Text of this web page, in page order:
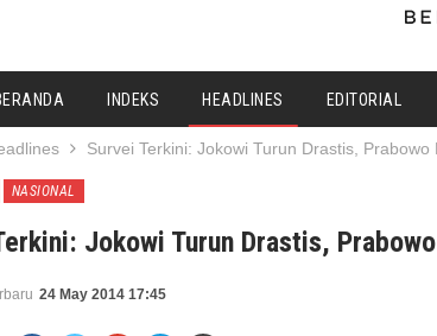
INDEKS HEADLINES EDITORIAL
Survei Terkini: Jokowi Turun Drastis, Prabowo
NASIONAL
Jokowi Turun Drastis,
24 May 2014 17:45